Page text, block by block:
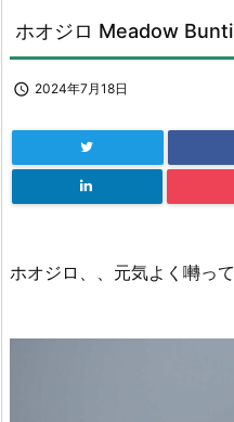
ホオジロ Meadow
 2024年7月18日
ホオジロ、、元気よく囀って